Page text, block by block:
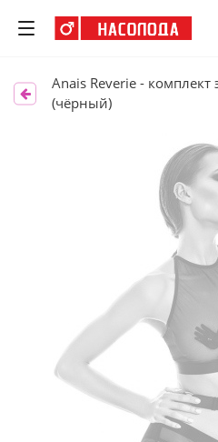
Anais Reverie - комплект
(чёрный)